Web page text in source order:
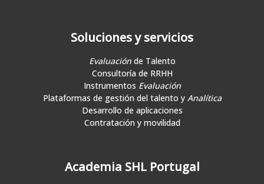
Soluciones y servicios
Evaluaciónde Talento
Consultoría de RRHH
Instrumentos Evaluación
Plataformas de gestión del talento y Analítica
Desarrollo de aplicaciones
Contratación y movilidad
Academia SHL Portugal